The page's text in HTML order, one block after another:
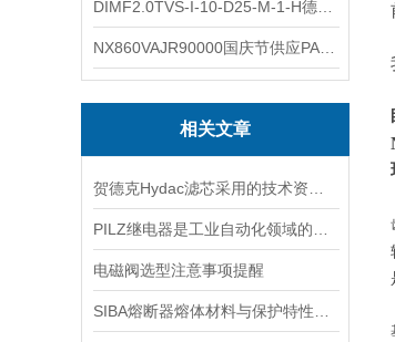
相关文章
电磁阀选型注意事项提醒